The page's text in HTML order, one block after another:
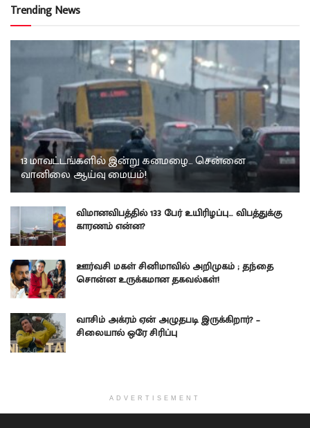
Trending News
13 மாவட்டங்களில் இன்று கனமழை… சென்னை
வானிலை ஆய்வு மையம்!
விமானவிபத்தில் 133 பேர் உயிரிழப்பு… விபத்துக்கு
காரணம் என்ன?
ஊர்வசி மகள் சினிமாவில் அறிமுகம் ; தந்தை
சொன்ன உருக்கமான தகவல்கள்!
வாசிம் அக்ரம் ஏன் அழுதபடி இருக்கிறார்? –
சிலையால் ஒரே சிரிப்பு
ADVERTISEMENT